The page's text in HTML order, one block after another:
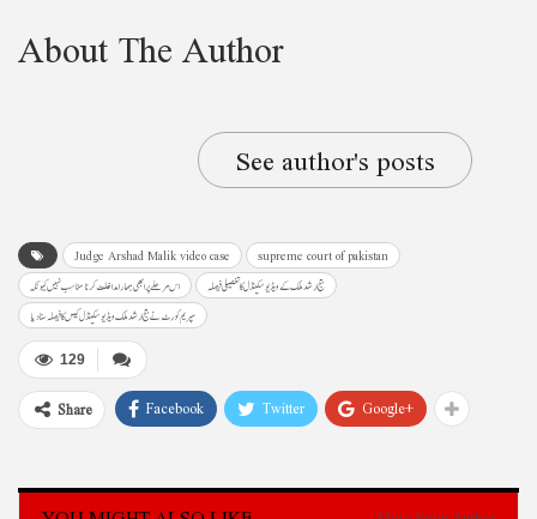
About The Author
See author's posts
Judge Arshad Malik video case
supreme court of pakistan
اس مرحلے پر ابھی ہمارا مداخلت کرنا مناسب نہیں کیونکہ
جج ارشد ملک کے ویڈیو سکینڈل کا تفصیلی فیصلہ
سپریم کورٹ نے جج ارشد ملک ویڈیو سکینڈل کیس کا فیصلہ سنا دیا
129
Share Facebook Twitter Google+